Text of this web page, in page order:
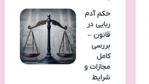
حکم آدم
ربایی در
قانون –
بررسی
کامل
مجازات و
شرایط